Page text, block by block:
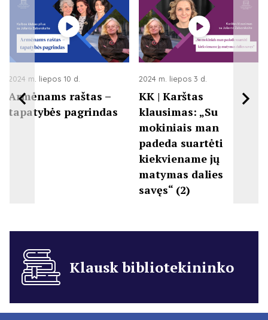
2024 m. liepos 10 d.
Armėnams raštas –
tapatybės pagrindas
2024 m. liepos 3 d.
KK | Karštas
klausimas: „Su
mokiniais man
padeda suartėti
kiekviename jų
matymas dalies
savęs“ (2)
Klausk bibliotekininko